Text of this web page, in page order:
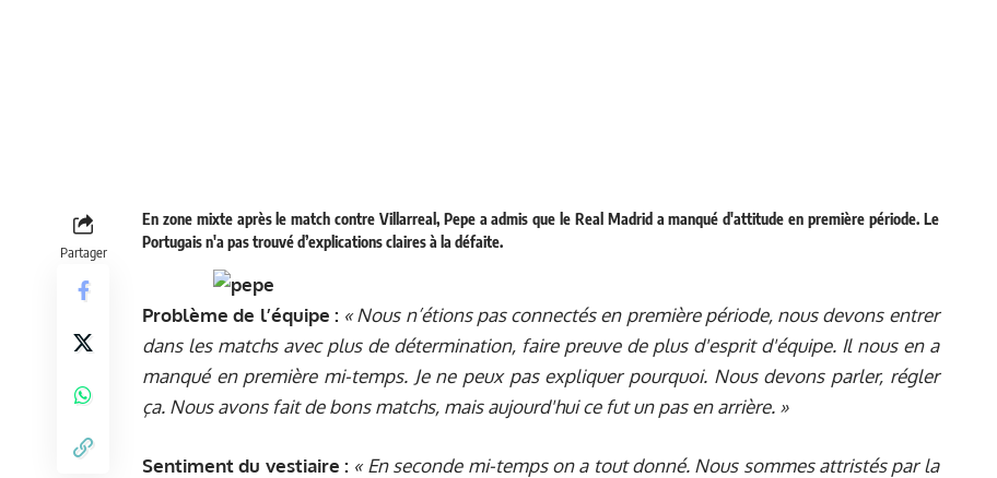
Partager
En zone mixte après le match contre Villarreal, Pepe a admis que le Real Madrid a manqué d'attitude en première période. Le
Portugais n'a pas trouvé d’explications claires à la défaite.
Problème de l’équipe : « Nous n’étions pas connectés en première période, nous devons entrer
dans les matchs avec plus de détermination, faire preuve de plus d'esprit d'équipe. Il nous en a
manqué en première mi-temps. Je ne peux pas expliquer pourquoi. Nous devons parler, régler
ça. Nous avons fait de bons matchs, mais aujourd'hui ce fut un pas en arrière. »
Sentiment du vestiaire : « En seconde mi-temps on a tout donné. Nous sommes attristés par la